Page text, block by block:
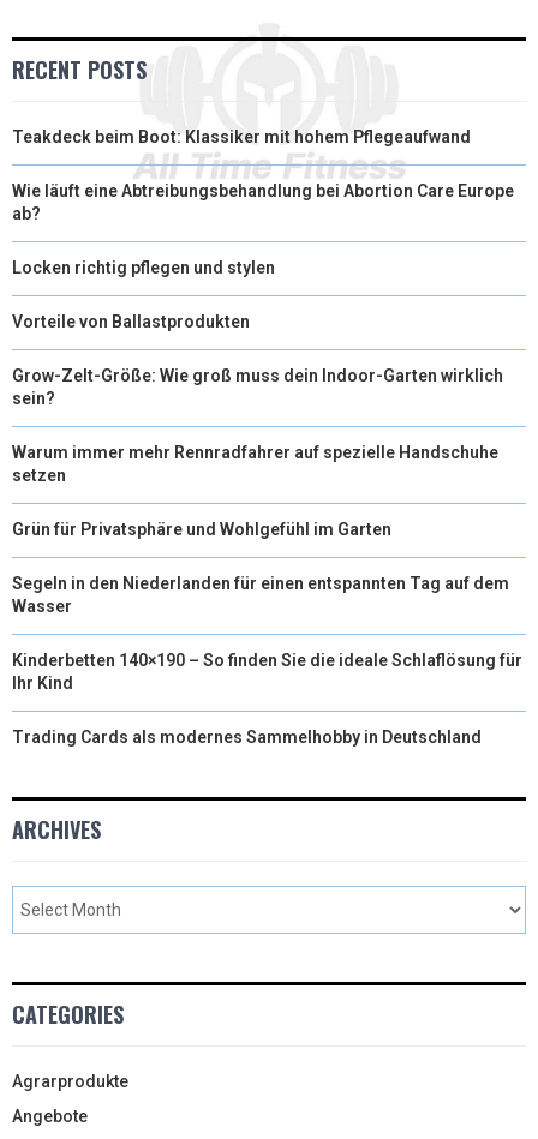
RECENT POSTS
Teakdeck beim Boot: Klassiker mit hohem Pflegeaufwand
Wie läuft eine Abtreibungsbehandlung bei Abortion Care Europe
ab?
Locken richtig pflegen und stylen
Vorteile von Ballastprodukten
Grow-Zelt-Größe: Wie groß muss dein Indoor-Garten wirklich
sein?
Warum immer mehr Rennradfahrer auf spezielle Handschuhe
setzen
Grün für Privatsphäre und Wohlgefühl im Garten
Segeln in den Niederlanden für einen entspannten Tag auf dem
Wasser
Kinderbetten 140×190 – So finden Sie die ideale Schlaflösung für
Ihr Kind
Trading Cards als modernes Sammelhobby in Deutschland
ARCHIVES
CATEGORIES
Agrarprodukte
Angebote